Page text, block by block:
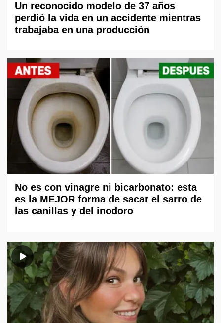
Un reconocido modelo de 37 años
perdió la vida en un accidente mientras
trabajaba en una producción
No es con vinagre ni bicarbonato: esta
es la MEJOR forma de sacar el sarro de
las canillas y del inodoro